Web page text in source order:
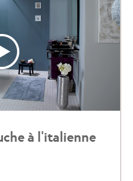
à l'italienne